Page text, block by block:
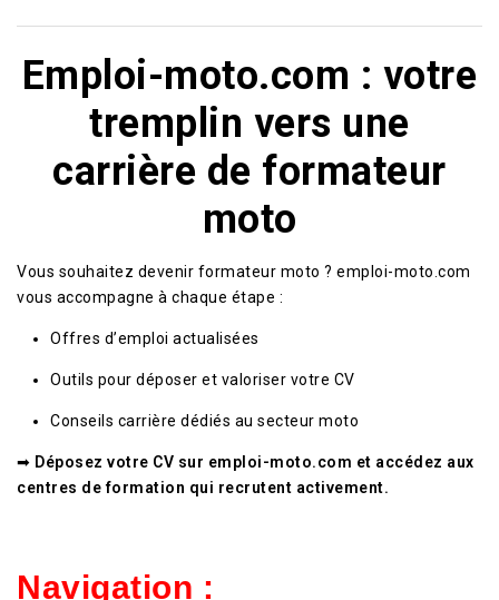
Emploi-moto.com : votre
tremplin vers une
carrière de formateur
moto
Vous souhaitez devenir formateur moto ? emploi-moto.com
vous accompagne à chaque étape :
Offres d’emploi actualisées
Outils pour déposer et valoriser votre CV
Conseils carrière dédiés au secteur moto
➡ Déposez votre CV sur emploi-moto.com et accédez aux
centres de formation qui recrutent activement.
Navigation :